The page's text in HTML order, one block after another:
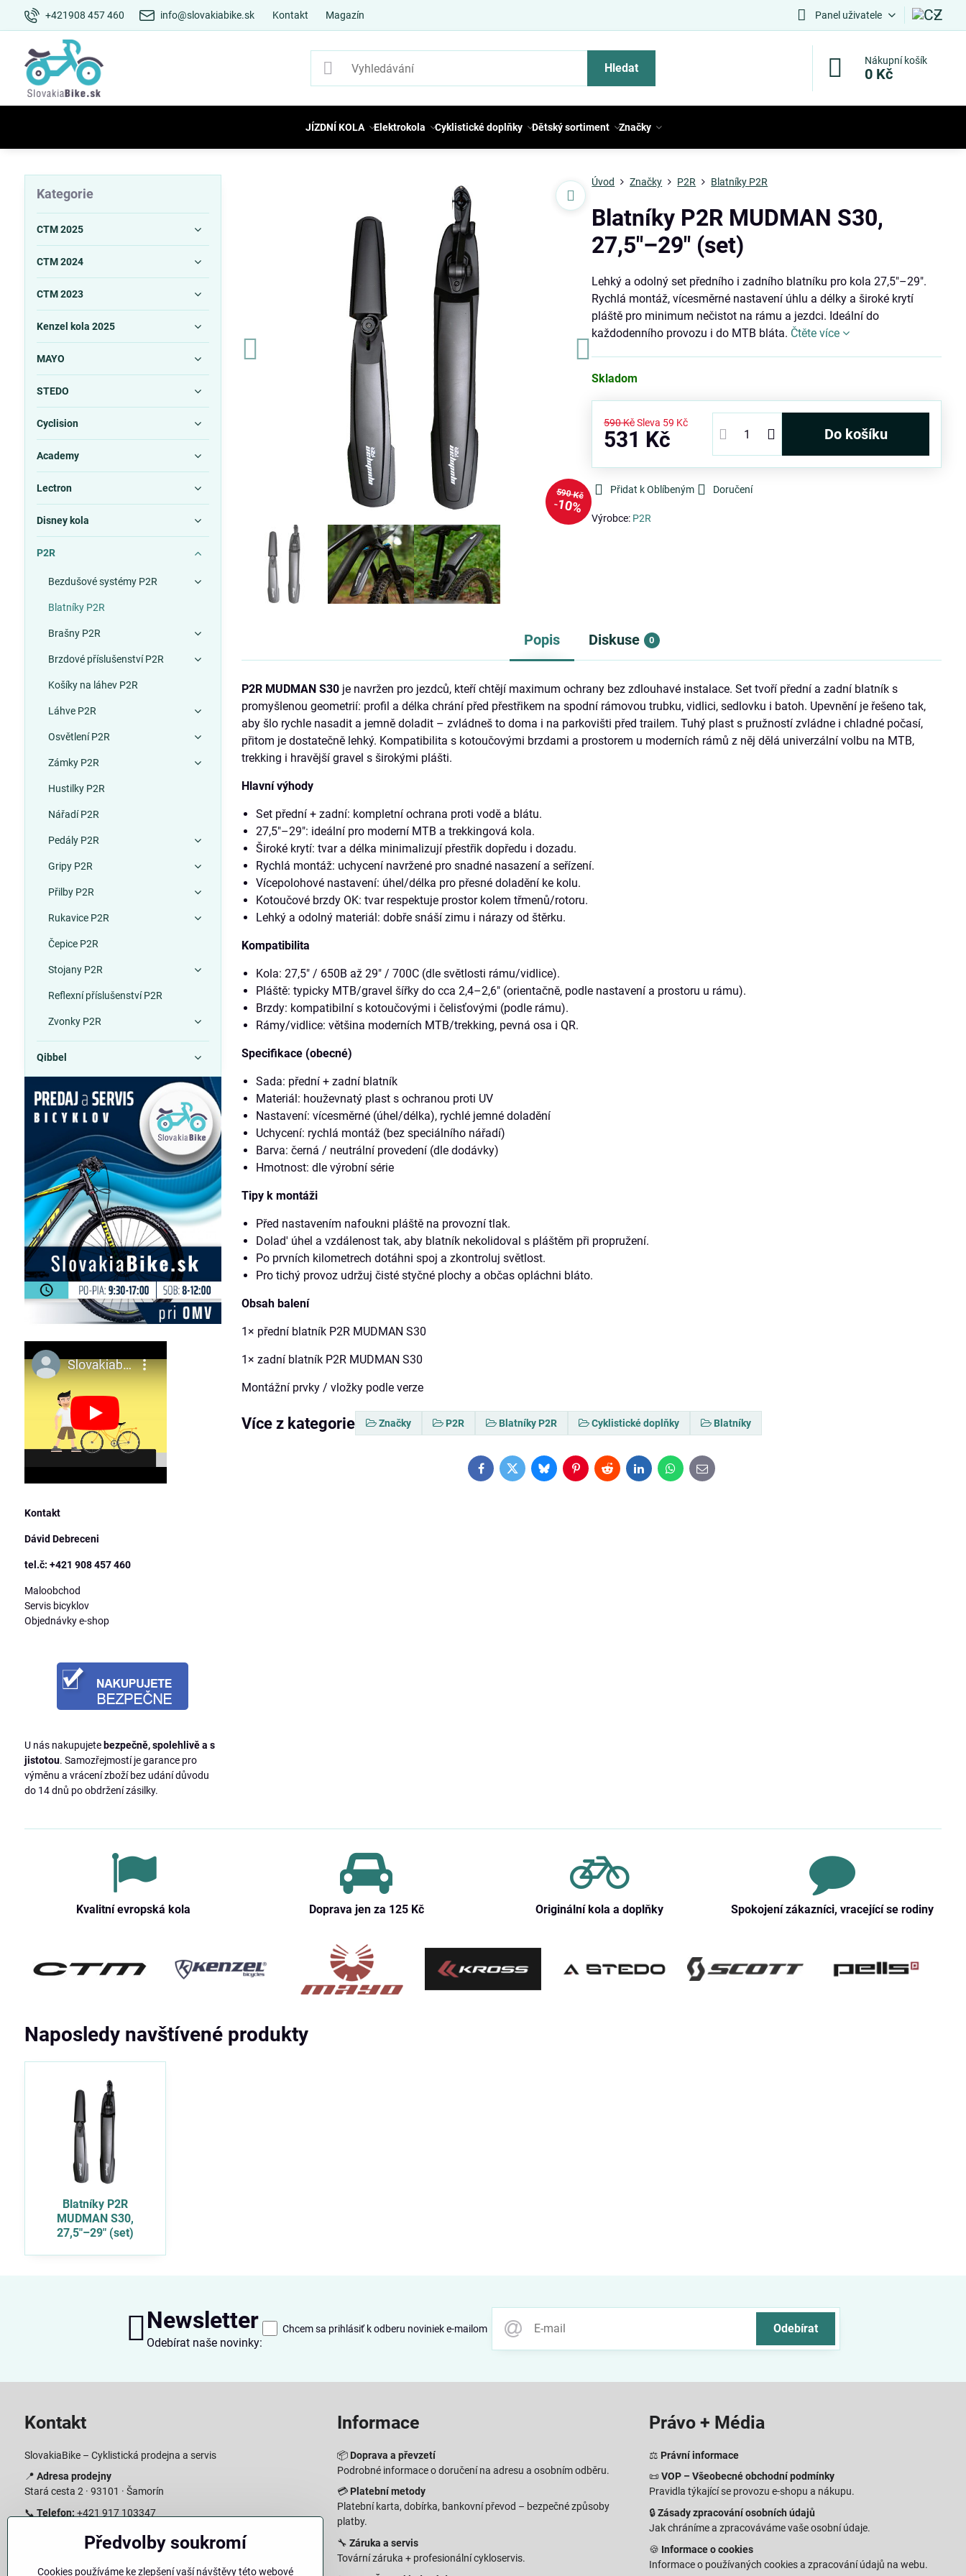
+421908 457 460 info@slovakiabike.sk Kontakt Magazín Panel uživatele
Hledat
Nákupní košík
0 Kč
JÍZDNÍ KOLA Elektrokola Cyklistické doplňky Dětský sortiment Značky
590 Kč
10%
Úvod Značky P2R Blatníky P2R
Blatníky P2R MUDMAN S30,
27,5″–29″ (set)
Lehký a odolný set předního i zadního blatníku pro kola 27,5″–29″.
Rychlá montáž, vícesměrné nastavení úhlu a délky a široké krytí
pláště pro minimum nečistot na rámu a jezdci. Ideální do
každodenního provozu i do MTB bláta. Čtěte více
Skladom
590 Kč Sleva 59 Kč
531 Kč Do košíku
Přidat k Oblíbeným Doručení
Výrobce: P2R
Popis Diskuse 0
P2R MUDMAN S30 je navržen pro jezdců, kteří chtějí maximum ochrany bez zdlouhavé instalace. Set tvoří přední a zadní blatník s
promyšlenou geometrií: profil a délka chrání před přestřikem na spodní rámovou trubku, vidlici, sedlovku i batoh. Upevnění je řešeno tak,
aby šlo rychle nasadit a jemně doladit – zvládneš to doma i na parkovišti před trailem. Tuhý plast s pružností zvládne i chladné počasí,
přitom je dostatečně lehký. Kompatibilita s kotoučovými brzdami a prostorem u moderních rámů z něj dělá univerzální volbu na MTB,
trekking i hravější gravel s širokými plášti.
Hlavní výhody
Set přední + zadní: kompletní ochrana proti vodě a blátu.
27,5″–29″: ideální pro moderní MTB a trekkingová kola.
Široké krytí: tvar a délka minimalizují přestřik dopředu i dozadu.
Rychlá montáž: uchycení navržené pro snadné nasazení a seřízení.
Vícepolohové nastavení: úhel/délka pro přesné doladění ke kolu.
Kotoučové brzdy OK: tvar respektuje prostor kolem třmenů/rotoru.
Lehký a odolný materiál: dobře snáší zimu i nárazy od štěrku.
Kompatibilita
Kola: 27,5″ / 650B až 29″ / 700C (dle světlosti rámu/vidlice).
Pláště: typicky MTB/gravel šířky do cca 2,4–2,6″ (orientačně, podle nastavení a prostoru u rámu).
Brzdy: kompatibilní s kotoučovými i čelisťovými (podle rámu).
Rámy/vidlice: většina moderních MTB/trekking, pevná osa i QR.
Specifikace (obecné)
Sada: přední + zadní blatník
Materiál: houževnatý plast s ochranou proti UV
Nastavení: vícesměrné (úhel/délka), rychlé jemné doladění
Uchycení: rychlá montáž (bez speciálního nářadí)
Barva: černá / neutrální provedení (dle dodávky)
Hmotnost: dle výrobní série
Tipy k montáži
Před nastavením nafoukni pláště na provozní tlak.
Dolad' úhel a vzdálenost tak, aby blatník nekolidoval s pláštěm při propružení.
Po prvních kilometrech dotáhni spoj a zkontroluj světlost.
Pro tichý provoz udržuj čisté styčné plochy a občas opláchni bláto.
Obsah balení
1× přední blatník P2R MUDMAN S30
1× zadní blatník P2R MUDMAN S30
Montážní prvky / vložky podle verze
Více z kategorie Značky P2R Blatníky P2R Cyklistické doplňky Blatníky
FacebookTwitterBlueskyPinterestRedditLinkedInWhatsApp
E-
mail
Kategorie
CTM 2025
CTM 2024
CTM 2023
Kenzel kola 2025
MAYO
STEDO
Cyclision
Academy
Lectron
Disney kola
P2R
Bezdušové systémy P2R
Blatníky P2R
Brašny P2R
Brzdové příslušenství P2R
Košíky na láhev P2R
Láhve P2R
Osvětlení P2R
Zámky P2R
Hustilky P2R
Nářadí P2R
Pedály P2R
Gripy P2R
Přilby P2R
Rukavice P2R
Čepice P2R
Stojany P2R
Reflexní příslušenství P2R
Zvonky P2R
Qibbel
Kontakt
Dávid Debreceni
tel.č: +421 908 457 460
Maloobchod
Servis bicyklov
Objednávky e-shop
U nás nakupujete bezpečně, spolehlivě a s
jistotou. Samozřejmostí je garance pro
výměnu a vrácení zboží bez udání důvodu
do 14 dnů po obdržení zásilky.
Kvalitní evropská kola Doprava jen za 125 Kč Originální kola a doplňky Spokojení zákazníci, vracející se rodiny
Naposledy navštívené produkty
Blatníky P2R
MUDMAN S30,
27,5″–29″ (set)
Newsletter
Odebírat naše novinky:
Odebírat
Chcem sa prihlásiť k odberu noviniek e-mailom
Kontakt
SlovakiaBike – Cyklistická prodejna a servis
📍 Adresa prodejny
Stará cesta 2 · 93101 · Šamorín
📞 Telefon: +421 917 103347
info@slovakiabike.sk
Informace
📦 Doprava a převzetí
Podrobné informace o doručení na adresu a osobním odběru.
💳 Platební metody
Platební karta, dobírka, bankovní převod – bezpečné způsoby
platby.
🔧 Záruka a servis
Tovární záruka + profesionální cykloservis.
Právo + Média
⚖️ Právní informace
📜VOP – Všeobecné obchodní podmínky
Pravidla týkající se provozu e-shopu a nákupu.
🔒Zásady zpracování osobních údajů
Jak chráníme a zpracováváme vaše osobní údaje.
🍪 Informace o cookies
Informace o používaných cookies a zpracování údajů na webu.
Předvolby soukromí
Cookies používáme ke zlepšení vaší návštěvy této webové